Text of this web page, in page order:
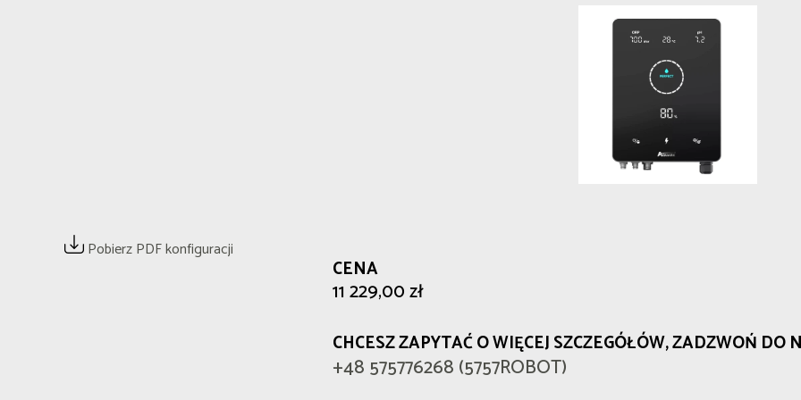
Pobierz PDF konfiguracji
CENA
11 229,00zł
CHCESZ ZAPYTAĆ O WIĘCEJ SZCZEGÓŁÓW, ZADZWOŃ DO
+48 575776268 (5757ROBOT)